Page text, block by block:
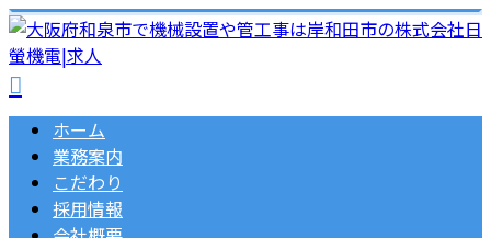
ホーム
業務案内
こだわり
採用情報